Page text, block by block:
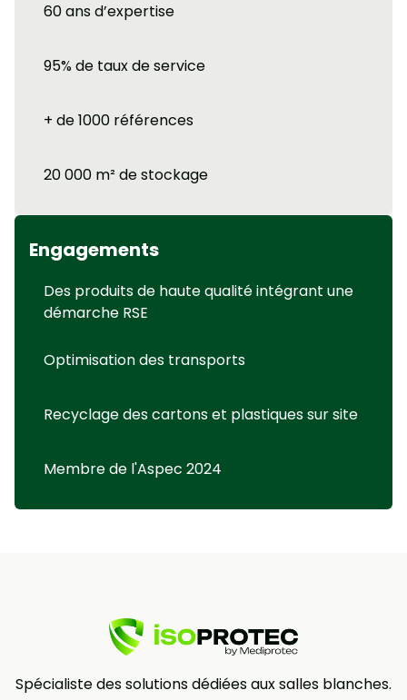
60 ans d’expertise
95% de taux de service
+ de 1000 références
20 000 m² de stockage
Engagements
Des produits de haute qualité intégrant une
démarche RSE
Optimisation des transports
Recyclage des cartons et plastiques sur site
Membre de l'Aspec 2024
Spécialiste des solutions dédiées aux salles blanches.